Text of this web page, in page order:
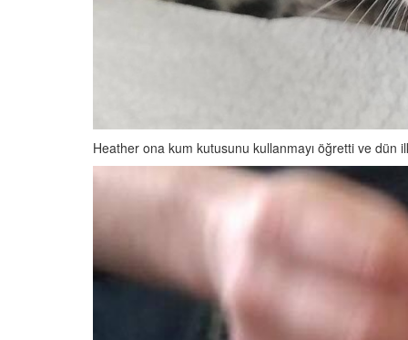
Heather ona kum kutusunu kullanmayı öğretti ve dün